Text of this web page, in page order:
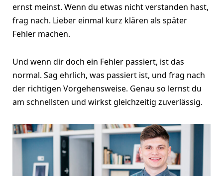
ernst meinst. Wenn du etwas nicht verstanden hast,
frag nach. Lieber einmal kurz klären als später
Fehler machen.
Und wenn dir doch ein Fehler passiert, ist das
normal. Sag ehrlich, was passiert ist, und frag nach
der richtigen Vorgehensweise. Genau so lernst du
am schnellsten und wirkst gleichzeitig zuverlässig.